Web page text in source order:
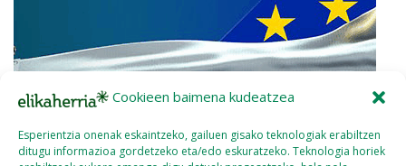
Cookieen baimena kudeatzea
Esperientzia onenak eskaintzeko, gailuen gisako teknologiak erabiltzen
ditugu informazioa gordetzeko eta/edo eskuratzeko. Teknologia horiek